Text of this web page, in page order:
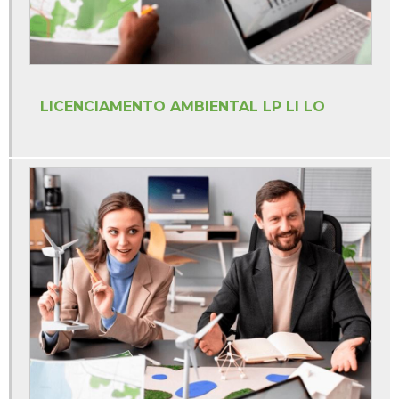
Orçamento pgr
Treinamentos segurança do trabalho ead
Valor estudo de impacto de vizinhança
Valor ltcat
Valor para fazer ltcat
Visita técnica de segurança do trabalho
Empresa de segurança do trabalho sp
Empresa de segurança do trabalho em americana
Treinamento da brigada de incêndio em americana
LICENCIAMENTO AMBIENTAL LP LI LO